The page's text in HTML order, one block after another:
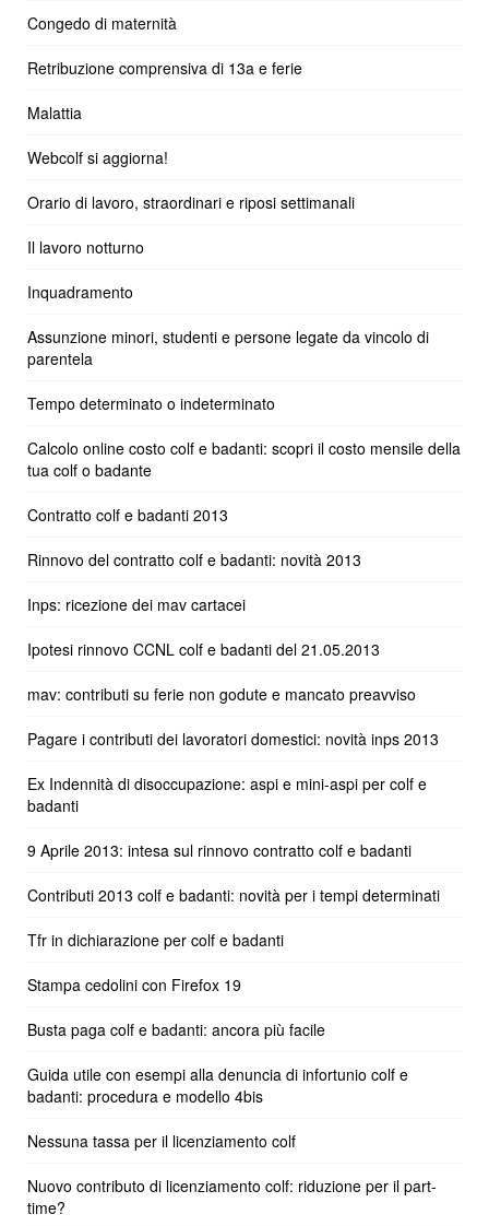
Congedo di maternità
Retribuzione comprensiva di 13a e ferie
Malattia
Webcolf si aggiorna!
Orario di lavoro, straordinari e riposi settimanali
Il lavoro notturno
Inquadramento
Assunzione minori, studenti e persone legate da vincolo di
parentela
Tempo determinato o indeterminato
Calcolo online costo colf e badanti: scopri il costo mensile della
tua colf o badante
Contratto colf e badanti 2013
Rinnovo del contratto colf e badanti: novità 2013
Inps: ricezione dei mav cartacei
Ipotesi rinnovo CCNL colf e badanti del 21.05.2013
mav: contributi su ferie non godute e mancato preavviso
Pagare i contributi dei lavoratori domestici: novità inps 2013
Ex Indennità di disoccupazione: aspi e mini-aspi per colf e
badanti
9 Aprile 2013: intesa sul rinnovo contratto colf e badanti
Contributi 2013 colf e badanti: novità per i tempi determinati
Tfr in dichiarazione per colf e badanti
Stampa cedolini con Firefox 19
Busta paga colf e badanti: ancora più facile
Guida utile con esempi alla denuncia di infortunio colf e
badanti: procedura e modello 4bis
Nessuna tassa per il licenziamento colf
Nuovo contributo di licenziamento colf: riduzione per il part-
time?